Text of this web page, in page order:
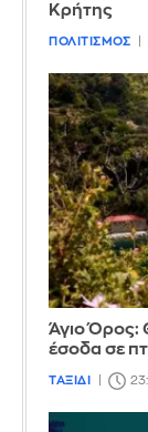
Κρήτης
ΠΟΛΙΤΙΣΜΟΣ
Άγιο Όρος:
έσοδα σε
ΤΑΞΙΔΙ